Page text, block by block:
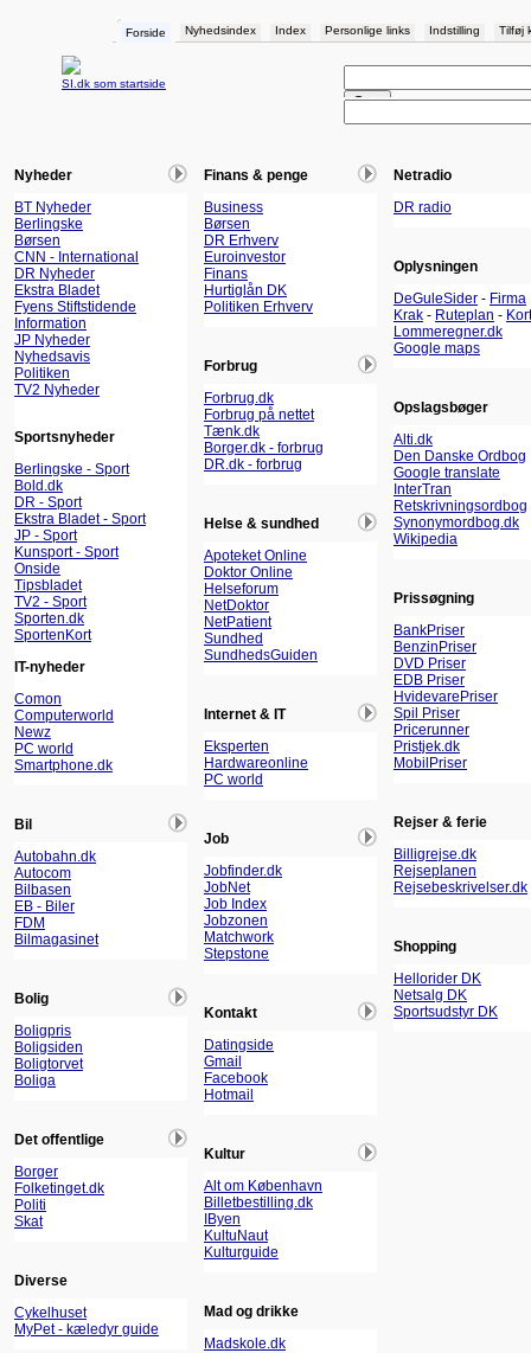
Forside Nyhedsindex Index Personlige links Indstilling Tilføj
SI.dk som startside
Nyheder
BT Nyheder
Berlingske
Børsen
CNN - International
DR Nyheder
Ekstra Bladet
Fyens Stiftstidende
Information
JP Nyheder
Nyhedsavis
Politiken
TV2 Nyheder
Sportsnyheder
Berlingske - Sport
Bold.dk
DR - Sport
Ekstra Bladet - Sport
JP - Sport
Kunsport - Sport
Onside
Tipsbladet
TV2 - Sport
Sporten.dk
SportenKort
IT-nyheder
Comon
Computerworld
Newz
PC world
Smartphone.dk
Bil
Autobahn.dk
Autocom
Bilbasen
EB - Biler
FDM
Bilmagasinet
Bolig
Boligpris
Boligsiden
Boligtorvet
Boliga
Det offentlige
Borger
Folketinget.dk
Politi
Skat
Diverse
Cykelhuset
MyPet - kæledyr guide
Finans & penge
Business
Børsen
DR Erhverv
Euroinvestor
Finans
Hurtiglån DK
Politiken Erhverv
Forbrug
Forbrug.dk
Forbrug på nettet
Tænk.dk
Borger.dk - forbrug
DR.dk - forbrug
Helse & sundhed
Apoteket Online
Doktor Online
Helseforum
NetDoktor
NetPatient
Sundhed
SundhedsGuiden
Internet & IT
Eksperten
Hardwareonline
PC world
Job
Jobfinder.dk
JobNet
Job Index
Jobzonen
Matchwork
Stepstone
Kontakt
Datingside
Gmail
Facebook
Hotmail
Kultur
Alt om København
Billetbestilling.dk
IByen
KultuNaut
Kulturguide
Mad og drikke
Madskole.dk
Netradio
DR radio
Oplysningen
DeGuleSider - Firma
Krak - Ruteplan - Kort
Lommeregner.dk
Google maps
Opslagsbøger
Alti.dk
Den Danske Ordbog
Google translate
InterTran
Retskrivningsordbog
Synonymordbog.dk
Wikipedia
Prissøgning
BankPriser
BenzinPriser
DVD Priser
EDB Priser
HvidevarePriser
Spil Priser
Pricerunner
Pristjek.dk
MobilPriser
Rejser & ferie
Billigrejse.dk
Rejseplanen
Rejsebeskrivelser.dk
Shopping
Hellorider DK
Netsalg DK
Sportsudstyr DK